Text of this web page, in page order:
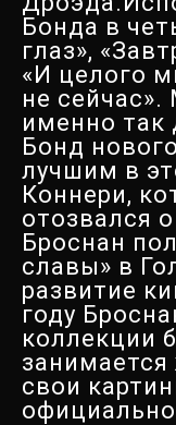
Бонда в
глаз»,
«И целого
не
именно так
Бонд
лучшим в
Коннери,
отозвался
Броснан
славы» в
развитие
году
коллекции
свои